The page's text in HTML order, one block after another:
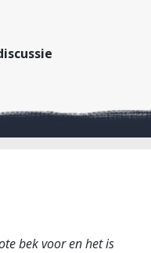
bek voor en het is